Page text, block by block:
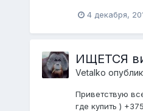
4 декабря,
ИЩЕТСЯ
Vetalko
Приветствую
где купить )